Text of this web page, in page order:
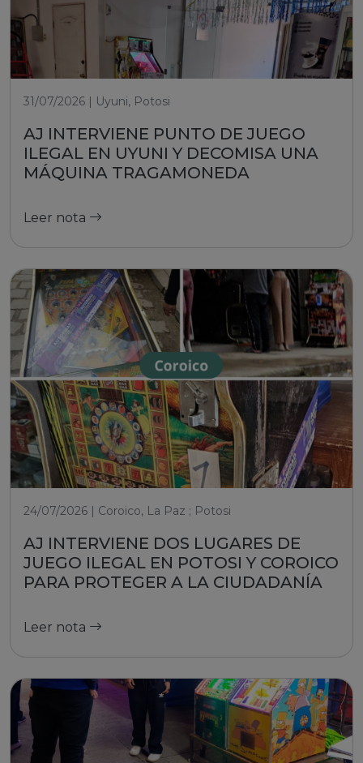
31/07/2026 | Uyuni, Potosi
AJ INTERVIENE PUNTO DE JUEGO
ILEGAL EN UYUNI Y DECOMISA UNA
MÁQUINA TRAGAMONEDA
Leer nota
24/07/2026 | Coroico, La Paz ; Potosi
AJ INTERVIENE DOS LUGARES DE
JUEGO ILEGAL EN POTOSI Y COROICO
PARA PROTEGER A LA CIUDADANÍA
Leer nota